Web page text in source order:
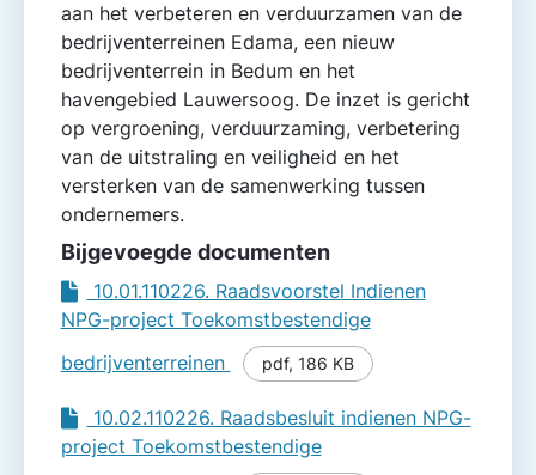
aan het verbeteren en verduurzamen van de
bedrijventerreinen Edama, een nieuw
bedrijventerrein in Bedum en het
havengebied Lauwersoog. De inzet is gericht
op vergroening, verduurzaming, verbetering
van de uitstraling en veiligheid en het
versterken van de samenwerking tussen
ondernemers.
Bijgevoegde documenten
10.01.110226. Raadsvoorstel Indienen
NPG-project Toekomstbestendige
bedrijventerreinen
pdf, 186 KB
10.02.110226. Raadsbesluit indienen NPG-
project Toekomstbestendige